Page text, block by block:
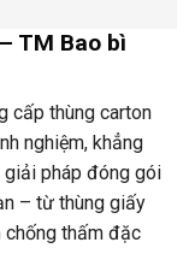
TM Bao bì
cấp thùng carton
nghiệm, khẳng
pháp đóng gói
– từ thùng giấy
chống thấm đặc